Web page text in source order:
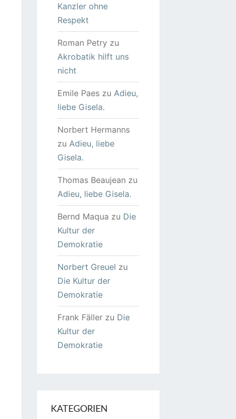
Kanzler ohne
Respekt
Roman Petry zu
Akrobatik hilft uns
nicht
Emile Paeszu Adieu,
liebe Gisela.
Norbert Hermanns
zu Adieu, liebe
Gisela.
Thomas Beaujean zu
Adieu, liebe Gisela.
Bernd Maqua zu Die
Kultur der
Demokratie
Norbert Greuel zu
Die Kultur der
Demokratie
Frank Fällerzu Die
Kultur der
Demokratie
KATEGORIEN